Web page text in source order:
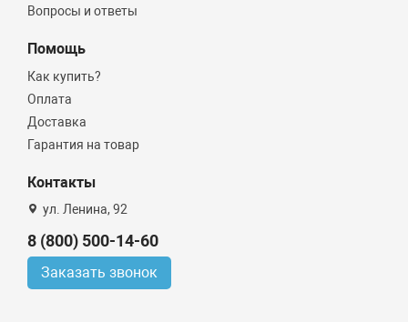
Вопросы и ответы
Помощь
Как купить?
Оплата
Доставка
Гарантия на товар
Контакты
ул. Ленина, 92
8 (800) 500-14-60
Заказать звонок